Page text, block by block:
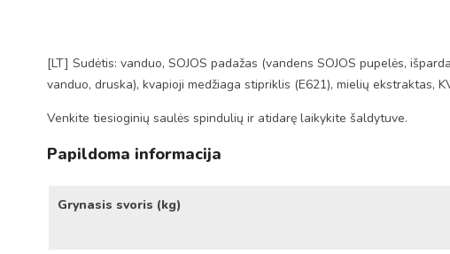
[LT] Sudėtis: vanduo, SOJOS padažas (vandens SOJOS pupelės,
vanduo, druska), kvapioji medžiaga stipriklis (E621), mielių ekstraktas,
Venkite tiesioginių saulės spindulių ir atidarę laikykite šaldytuve.
Papildoma informacija
Grynasis svoris (kg)